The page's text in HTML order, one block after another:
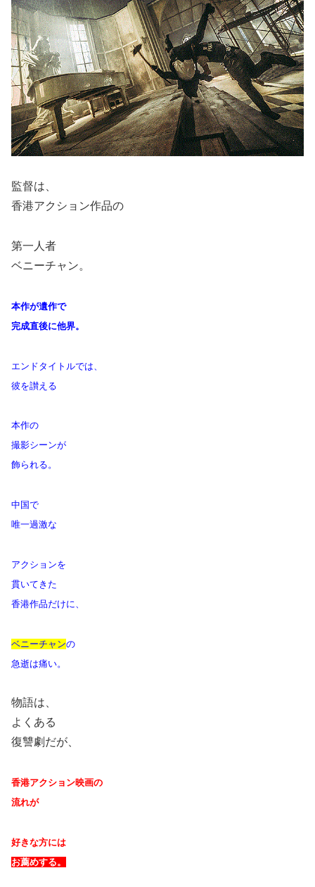
監督は、
香港アクション作品の
第一人者
ベニーチャン。
本作が遺作で
完成直後に他界。
エンドタイトルでは、
彼を讃える
本作の
撮影シーンが
飾られる。
中国で
唯一過激な
アクションを
貫いてきた
香港作品だけに、
ベニーチャンの
急逝は痛い。
物語は、
よくある
復讐劇だが、
香港アクション映画の
流れが
好きな方には
お薦めする。